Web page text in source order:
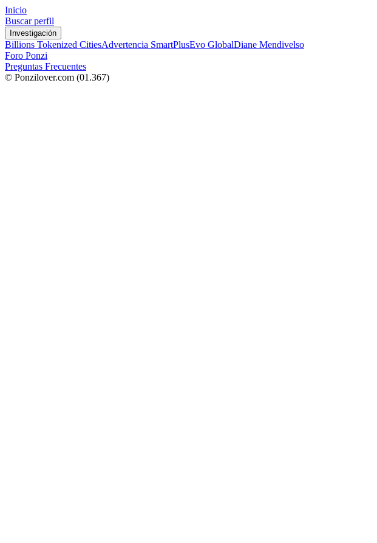
Inicio
Buscar perfil
Investigación
Billions Tokenized CitiesAdvertencia SmartPlusEvo GlobalDiane Mendivelso
Foro Ponzi
Preguntas Frecuentes
© Ponzilover.com (01.367)